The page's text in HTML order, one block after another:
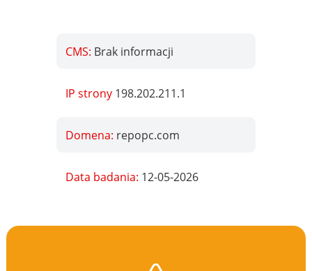
CMS: Brak informacji
IP strony 198.202.211.1
Domena: repopc.com
Data badania: 12-05-2026